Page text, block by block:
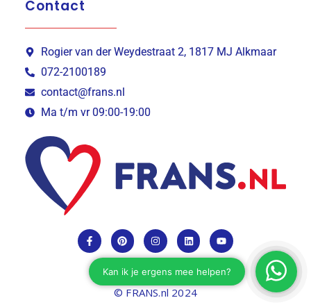
Contact
Rogier van der Weydestraat 2, 1817 MJ Alkmaar
072-2100189
contact@frans.nl
Ma t/m vr 09:00-19:00
© FRANS.nl 2024